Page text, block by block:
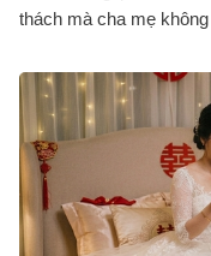
thách mà cha mẹ